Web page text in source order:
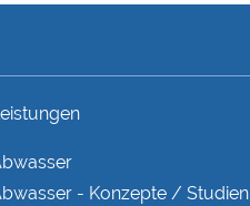
- Konzepte / Studien